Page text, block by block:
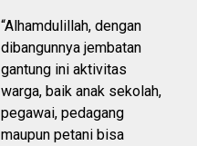
“Alhamdulillah, dengan
dibangunnya jembatan
gantung ini aktivitas
warga, baik anak sekolah,
pegawai, pedagang
maupun petani bisa